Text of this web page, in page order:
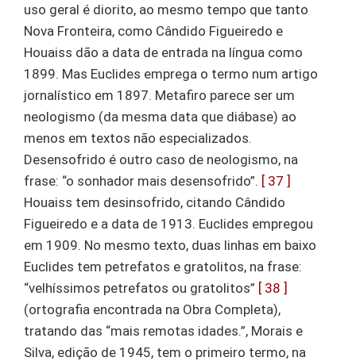
uso geral é diorito, ao mesmo tempo que tanto
Nova Fronteira, como Cândido Figueiredo e
Houaiss dão a data de entrada na língua como
1899. Mas Euclides emprega o termo num artigo
jornalístico em 1897. Metafiro parece ser um
neologismo (da mesma data que diábase) ao
menos em textos não especializados.
Desensofrido é outro caso de neologismo, na
frase: “o sonhador mais desensofrido”. [ 37 ]
Houaiss tem desinsofrido, citando Cândido
Figueiredo e a data de 1913. Euclides empregou
em 1909. No mesmo texto, duas linhas em baixo
Euclides tem petrefatos e gratolitos, na frase:
“velhíssimos petrefatos ou gratolitos” [ 38 ]
(ortografia encontrada na Obra Completa),
tratando das “mais remotas idades.”, Morais e
Silva, edição de 1945, tem o primeiro termo, na